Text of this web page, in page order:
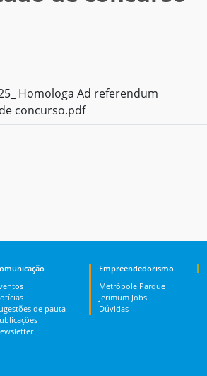
Homologa Ad referendum
concurso.pdf
de pauta
Empreendedorismo
Metrópole Parque
Jerimum Jobs
Dúvidas